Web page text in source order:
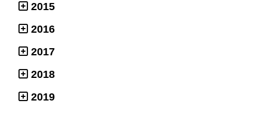
2015
2016
2017
2018
2019